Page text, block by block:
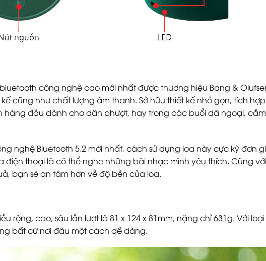
công nghệ cao mới nhất được thương hiệu Bang &
cũng như chất lượng âm thanh. Sở hữu thiết kế nhỏ gọn, tích
hàng đầu dành cho dân phượt, hay trong các buổi dã ngoại,
nghệ Bluetooth 5.2 mới nhất, cách sử dụng loa này cực kỳ đơn
thoại là có thể nghe những bài nhạc mình yêu thích. Cùng
bạn sẽ an tâm hơn về độ bền của loa.
rộng, cao, sâu lần lượt là 81 x 124 x 81mm, nặng chỉ 631g. Với
bất cứ nơi đâu một cách dễ dàng.